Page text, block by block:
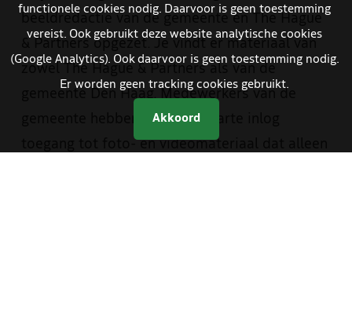
beeldredactie van de gemeente en The Hague
& Partners opgezet. Je vindt er materiaal van
zowel The Hague & Partners als van de
gemeente Den Haag. Medewerkers van de
gemeente hebben met een aparte inlog
toegang tot foto- en videomateriaal dat alleen
functionele cookies nodig. Daarvoor is geen toestemming
vereist. Ook gebruikt deze website analytische cookies
(Google Analytics). Ook daarvoor is geen toestemming nodig.
Er worden geen tracking cookies gebruikt.
Akkoord